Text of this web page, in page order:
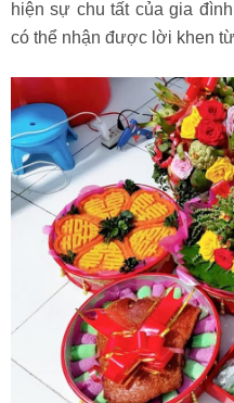
hiện sự chu tất của gia
có thể nhận được lời khen